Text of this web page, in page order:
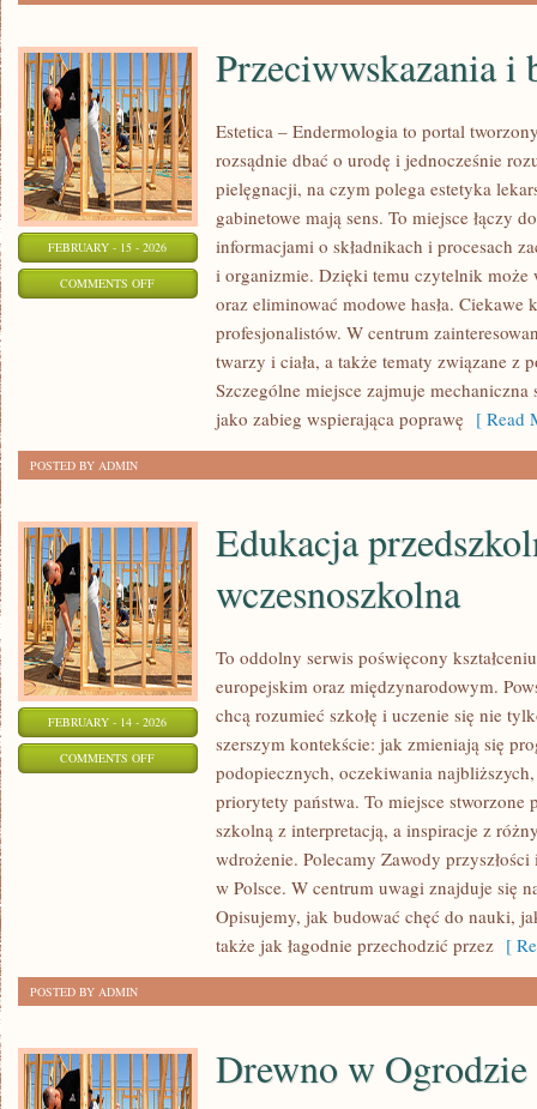
FEBRUARY - 15 - 2026
COMMENTS OFFON
PRZECIWWSKAZANIA
BEZPIECZEŃSTWO
Przeciwwskazania i
Estetica – Endermologia to portal
rozsądnie dbać o urodę i jednocześnie
pielęgnacji, na czym polega estetyka
gabinetowe mają sens. To miejsce łączy
informacjami o składnikach i procesach
i organizmie. Dzięki temu czytelnik może
oraz eliminować modowe hasła.
profesjonalistów. W centrum
twarzy i ciała, a także tematy związane z
Szczególne miejsce zajmuje
jako zabieg wspierająca poprawę [ Read
POSTED BY ADMIN
FEBRUARY - 14 - 2026
COMMENTS OFFON
PRZEDSZKOLNA
Edukacja
wczesnoszkolna
To oddolny serwis poświęcony
europejskim oraz międzynarodowym.
chcą rozumieć szkołę i uczenie się nie
szerszym kontekście: jak zmieniają się
podopiecznych, oczekiwania
priorytety państwa. To miejsce stworzone
szkolną z interpretacją, a inspiracje z
wdrożenie. Polecamy Zawody
w Polsce. W centrum uwagi znajduje się
Opisujemy, jak budować chęć do nauki,
także jak łagodnie przechodzić przez [
POSTED BY ADMIN
Drewno w Ogrodzie